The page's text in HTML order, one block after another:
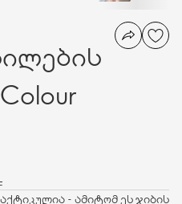
- ამიტომ ეს ჯიბის